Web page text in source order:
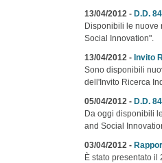
13/04/2012 - D.D.
Disponibili le nuove
Social Innovation".
13/04/2012 - Invito
Sono disponibili
dell'Invito Ricerca
05/04/2012 - D.D.
Da oggi disponibili
and Social
03/04/2012 -
È stato presentato il